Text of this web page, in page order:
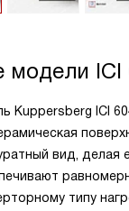
модели ICI
Kuppersberg ICI
вид, делая
типу